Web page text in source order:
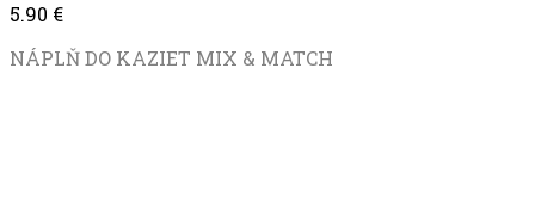
5.90 €
NÁPLŇ DO KAZIET MIX & MATCH